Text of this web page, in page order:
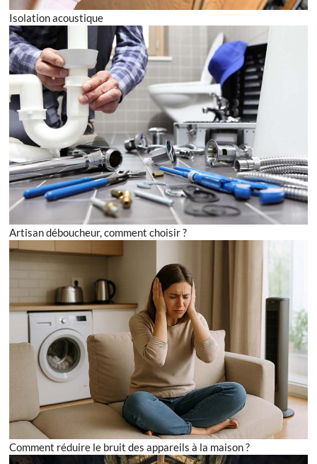
Isolation acoustique
Artisan déboucheur, comment choisir ?
Comment réduire le bruit des appareils à la maison ?